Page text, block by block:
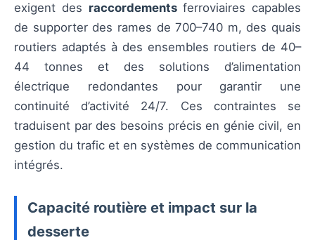
exigent des raccordementsferroviaires capables
de supporter des rames de 700–740 m, des quais
routiers adaptés à des ensembles routiers de 40–
44 tonnes et des solutions d’alimentation
électrique redondantes pour garantir une
continuité d’activité 24/7. Ces contraintes se
traduisent par des besoins précis en génie civil, en
gestion du trafic et en systèmes de communication
intégrés.
Capacité routière et impact sur la
desserte